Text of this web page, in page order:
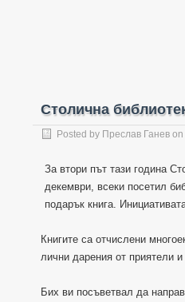
Столична
Posted by Преслав Ганев on
За втори път тази година
декември, всеки посетил
подарък книга.
Книгите са отчислени
лични дарения от приятели и
Бих ви посъветвал да